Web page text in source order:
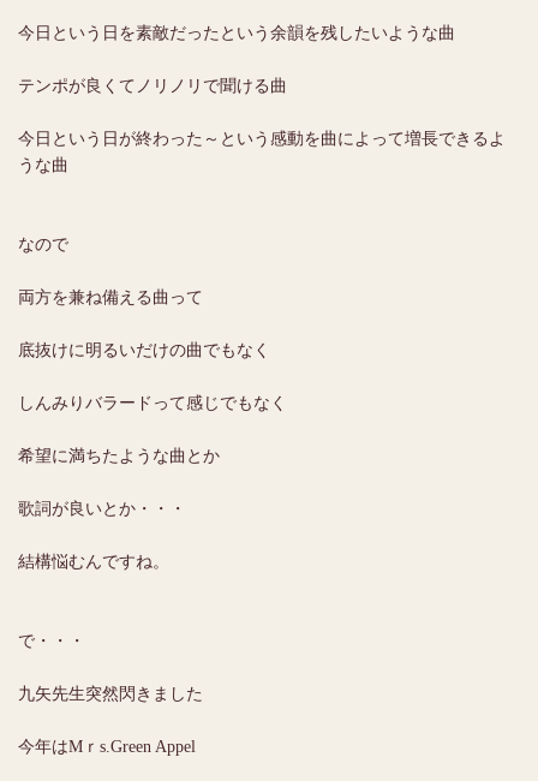
今日という日を素敵だったという余韻を残したいような曲
テンポが良くてノリノリで聞ける曲
今日という日が終わった～という感動を曲によって増長できるよ
うな曲
なので
両方を兼ね備える曲って
底抜けに明るいだけの曲でもなく
しんみりバラードって感じでもなく
希望に満ちたような曲とか
歌詞が良いとか・・・
結構悩むんですね。
で・・・
九矢先生突然閃きました
今年はMｒs.Green Appel